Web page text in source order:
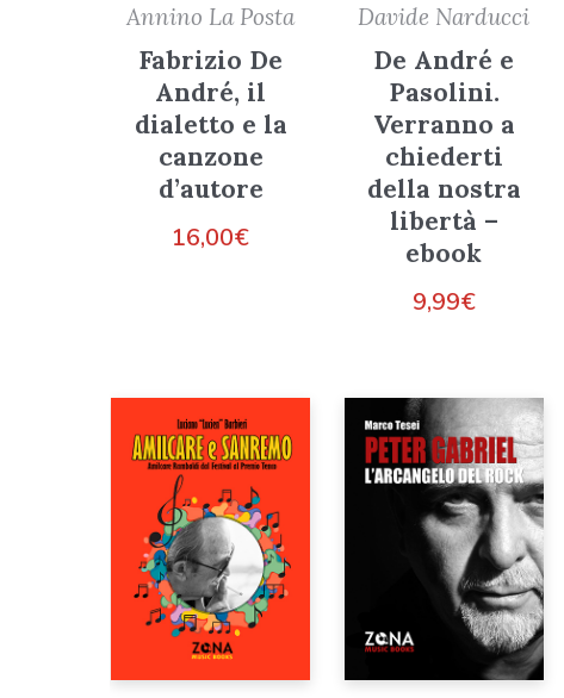
Annino La Posta
Fabrizio De
André, il
dialetto e la
canzone
d’autore
16,00€
Davide Narducci
De André e
Pasolini.
Verranno a
chiederti
della nostra
libertà –
ebook
9,99€